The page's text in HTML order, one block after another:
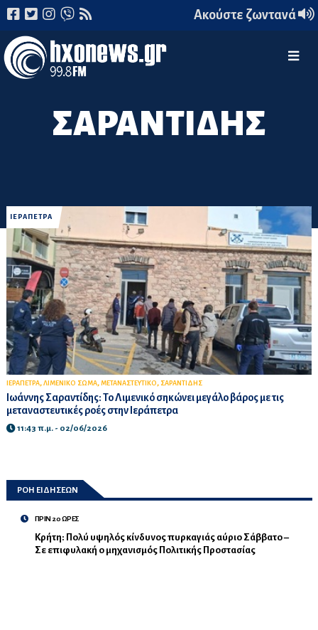
Ακούστε ζωντανά
ΣΑΡΑΝΤΙΔΗΣ
ΙΕΡΑΠΕΤΡΑ
ΙΕΡΑΠΕΤΡΑ, ΛΙΜΕΝΙΚΟ ΣΩΜΑ, ΜΕΤΑΝΑΣΤΕΥΤΙΚΟ, ΣΑΡΑΝΤΙΔΗΣ
Ιωάννης Σαραντίδης: Το Λιμενικό σηκώνει μεγάλο βάρος με τις
μεταναστευτικές ροές στην Ιεράπετρα
11:43 π.μ. - 02/06/2026
ΡΟΗ ΕΙΔΗΣΕΩΝ
ΠΡΙΝ 20 ΩΡΕΣ
Κρήτη: Πολύ υψηλός κίνδυνος πυρκαγιάς αύριο Σάββατο –
Σε επιφυλακή ο μηχανισμός Πολιτικής Προστασίας